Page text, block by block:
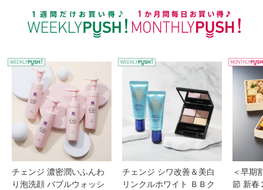
WEEKLY PUSH
チェンジ 濃密潤いふんわ
り泡洗顔 バブルウォッシ
チェンジ シワ改善＆美白
リンクルホワイト ＢＢク
＜早期
節 新春